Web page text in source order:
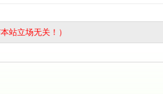
站立场无关！）